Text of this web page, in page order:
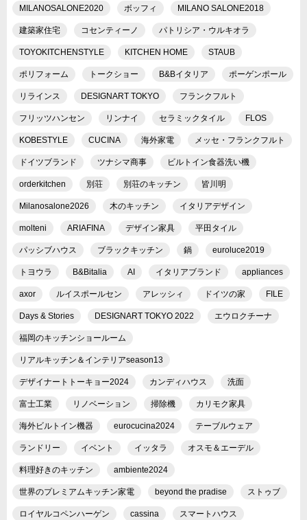
MILANOSALONE2020 ボッフィ MILANO SALONE2018
建築家住宅 コセンティーノ パトリシア・ウルキオラ
TOYOKITCHENSTYLE KITCHEN HOME STAUB
ポリフォーム トークショー B&Bイタリア ポーゲンポール
リラインス DESIGNART TOKYO フランクフルト
フリッツハンセン リンナイ セラミックタイル FLOS
KOBESTYLE CUCINA 海外家電 メッセ・フランクフルト
ドイツブランド ツナシマ商事 ビルトイン食器洗い機
orderkitchen 別荘 別荘のキッチン 皆川明
Milanosalone2026 木のキッチン イタリアデザイン
molteni ARIAFINA デザイン家具 平田タイル
パッシブハウス ブラックキッチン 鍋 euroluce2019
トヨウラ B&Bitalia AI イタリアブランド appliances
axor ルイスポールセン アレッシィ ドイツの家 FILE
Days & Stories DESIGNART TOKYO 2022 エウロクチーナ
福岡のキッチンショールーム
リアルキッチン＆インテリアseason13
デザイナートトーキョー2024 カンディハウス 洗面
富士工業 リノベーション 掃除機 カリモク家具
海外ビルトイン機器 eurocucina2024 テーブルウェア
ランドリー イベント イッタラ オスモ＆エーデル
料理好きのキッチン ambiente2024
世界のプレミアムキッチン家電 beyond the pradise ストゥブ
ロイヤルコペンハーゲン cassina スマートハウス